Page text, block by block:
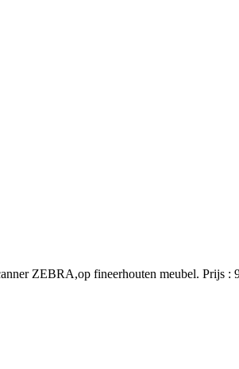
ZEBRA,op fineerhouten meubel. Prijs :